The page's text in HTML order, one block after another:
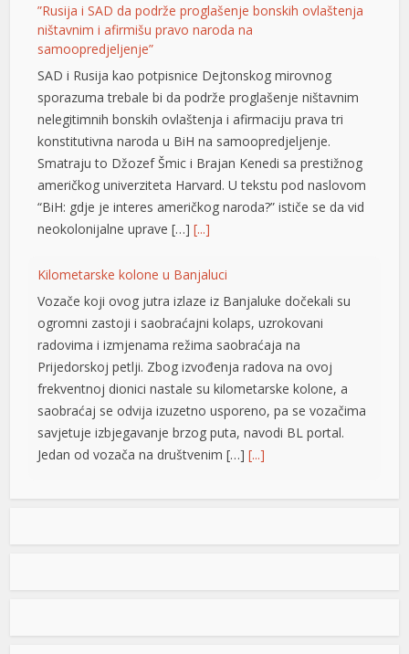
”Rusija i SAD da podrže proglašenje bonskih ovlaštenja
ništavnim i afirmišu pravo naroda na
samoopredjeljenje”
SAD i Rusija kao potpisnice Dejtonskog mirovnog
sporazuma trebale bi da podrže proglašenje ništavnim
nelegitimnih bonskih ovlaštenja i afirmaciju prava tri
konstitutivna naroda u BiH na samoopredjeljenje.
Smatraju to Džozef Šmic i Brajan Kenedi sa prestižnog
američkog univerziteta Harvard. U tekstu pod naslovom
“BiH: gdje je interes američkog naroda?” ističe se da vid
neokolonijalne uprave […][...]
Kilometarske kolone u Banjaluci
Vozače koji ovog jutra izlaze iz Banjaluke dočekali su
ogromni zastoji i saobraćajni kolaps, uzrokovani
radovima i izmjenama režima saobraćaja na
Prijedorskoj petlji. Zbog izvođenja radova na ovoj
frekventnoj dionici nastale su kilometarske kolone, a
saobraćaj se odvija izuzetno usporeno, pa se vozačima
savjetuje izbjegavanje brzog puta, navodi BL portal.
Jedan od vozača na društvenim […][...]
Pripremite kišobrane: Nakon vrelog dana stižu pljuskovi i
Stanovnike Republike Srpske i Bosne i Hercegovine
u poslijepodnevnim i večernjim časovima u pojedinim
preovladavaće pretežno sunčano vrijeme, dok se sa